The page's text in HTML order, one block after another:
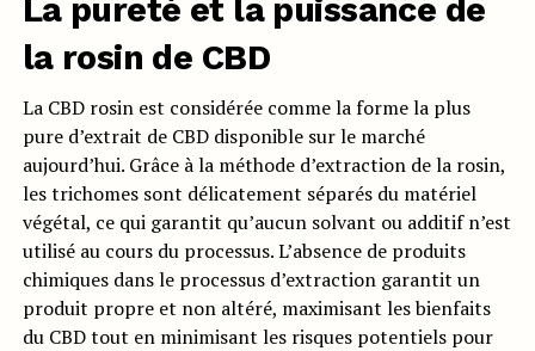
La pureté et la puissance de
la rosin de CBD
La CBD rosin est considérée comme la forme la plus
pure d’extrait de CBD disponible sur le marché
aujourd’hui. Grâce à la méthode d’extraction de la rosin,
les trichomes sont délicatement séparés du matériel
végétal, ce qui garantit qu’aucun solvant ou additif n’est
utilisé au cours du processus. L’absence de produits
chimiques dans le processus d’extraction garantit un
produit propre et non altéré, maximisant les bienfaits
du CBD tout en minimisant les risques potentiels pour